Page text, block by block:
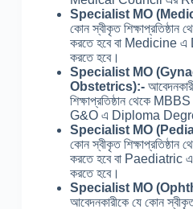
Specialist MO
কোন স্বীকৃত
করতে হবে বা Medicine
করতে হবে।
Specialist MO
Obstetrics):-
শিক্ষাপ্রতিষ্ঠান থেকে
G&O এ Diploma
Specialist MO
কোন স্বীকৃত
করতে হবে বা
করতে হবে।
Specialist MO
আবেদনকারীকে যে কোন